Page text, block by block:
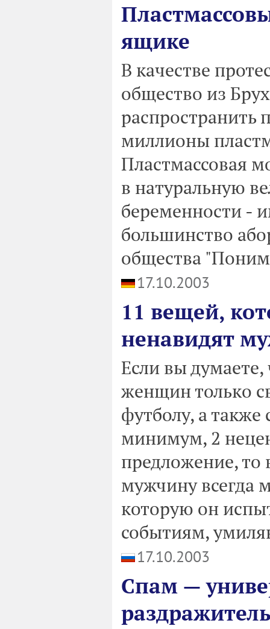
ящике
В качестве
общество из
распространить
миллионы
Пластмассовая
в натуральную
беременности -
большинство
общества
17.10.2003
11 вещей,
ненавидят
Если вы
женщин только
футболу, а также
минимум, 2
предложение, то
мужчину всегда
которую он
событиям,
17.10.2003
Спам —
раздражитель